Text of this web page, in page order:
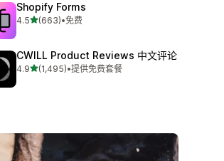
Shopify Forms
4.5星（满分 5 星）
(663)
总共 663 条评论
•免费
CWILL Product Reviews 中文评论
4.9星（满分 5 星）
(1,495)
总共 1495 条评论
•提供免费套餐